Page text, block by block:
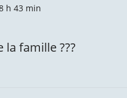
h 43 min
famille ???